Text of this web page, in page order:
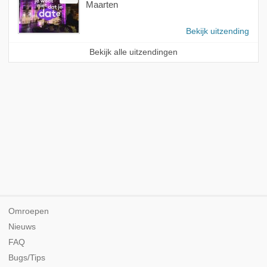
Maarten
Bekijk uitzending
Bekijk alle uitzendingen
Omroepen
Nieuws
FAQ
Bugs/Tips